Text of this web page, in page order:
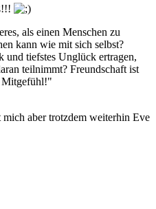
als einen Menschen zu
kann wie mit sich selbst?
und tiefstes Unglück ertragen,
teilnimmt? Freundschaft ist
Mitgefühl!"
aber trotzdem weiterhin Eve